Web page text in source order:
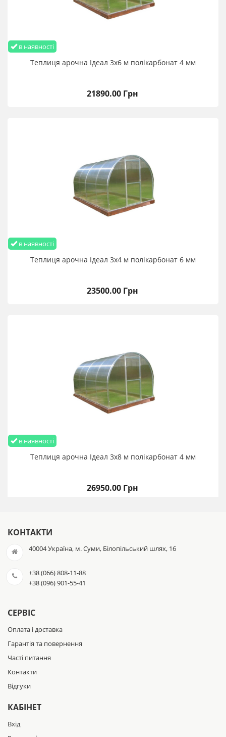
в наявності
Теплиця арочна Ідеал 3х6 м полікарбонат 4 мм
21890.00 Грн
в наявності
Теплиця арочна Ідеал 3х4 м полікарбонат 6 мм
23500.00 Грн
в наявності
Теплиця арочна Ідеал 3х8 м полікарбонат 4 мм
26950.00 Грн
КОНТАКТИ
40004 Україна, м. Суми, Білопільський шлях, 16
+38 (066) 808-11-88
+38 (096) 901-55-41
СЕРВІС
Оплата і доставка
Гарантія та повернення
Часті питання
Контакти
Відгуки
КАБІНЕТ
Вхід